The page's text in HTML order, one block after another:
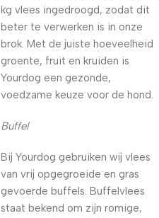
kg vlees ingedroogd, zodat dit
beter te verwerken is in onze
brok. Met de juiste hoeveelheid
groente, fruit en kruiden is
Yourdog een gezonde,
voedzame keuze voor de hond.
Buffel
Bij Yourdog gebruiken wij vlees
van vrij opgegroeide en gras
gevoerde buffels. Buffelvlees
staat bekend om zijn romige,